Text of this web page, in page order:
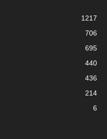
1217
706
695
440
436
214
6